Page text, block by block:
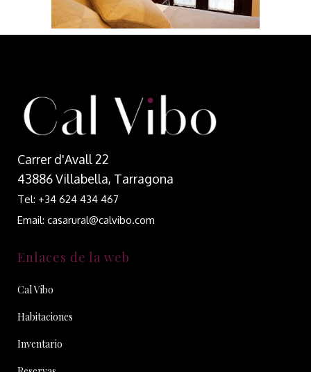
Carrer d'Avall 22
43886 Villabella, Tarragona
Tel: +34 624 434 467
Email: casarural@calvibo.com
Enlaces de la web
Cal Vibo
Habitaciones
Inventario